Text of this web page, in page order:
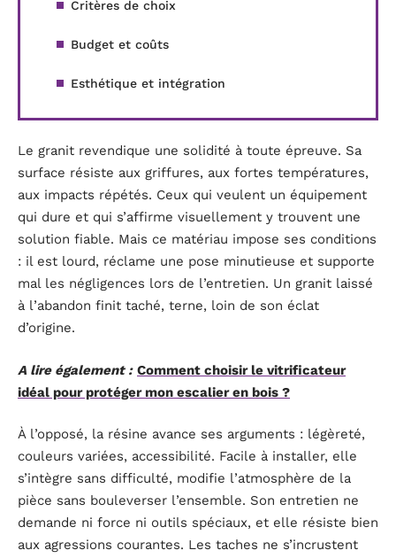
Critères de choix
Budget et coûts
Esthétique et intégration
Le granit revendique une solidité à toute épreuve. Sa
surface résiste aux griffures, aux fortes températures,
aux impacts répétés. Ceux qui veulent un équipement
qui dure et qui s’affirme visuellement y trouvent une
solution fiable. Mais ce matériau impose ses conditions
: il est lourd, réclame une pose minutieuse et supporte
mal les négligences lors de l’entretien. Un granit laissé
à l’abandon finit taché, terne, loin de son éclat
d’origine.
A lire également : Comment choisir le vitrificateur
idéal pour protéger mon escalier en bois ?
À l’opposé, la résine avance ses arguments : légèreté,
couleurs variées, accessibilité. Facile à installer, elle
s’intègre sans difficulté, modifie l’atmosphère de la
pièce sans bouleverser l’ensemble. Son entretien ne
demande ni force ni outils spéciaux, et elle résiste bien
aux agressions courantes. Les taches ne s’incrustent